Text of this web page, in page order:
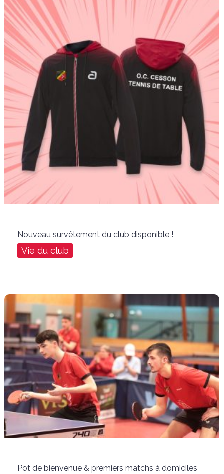
Nouveau survêtement du club disponible !
Vie du club
Pot de bienvenue & premiers matchs à domiciles